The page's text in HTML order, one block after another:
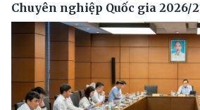
Chuyên nghiệp Quốc gia 2026/